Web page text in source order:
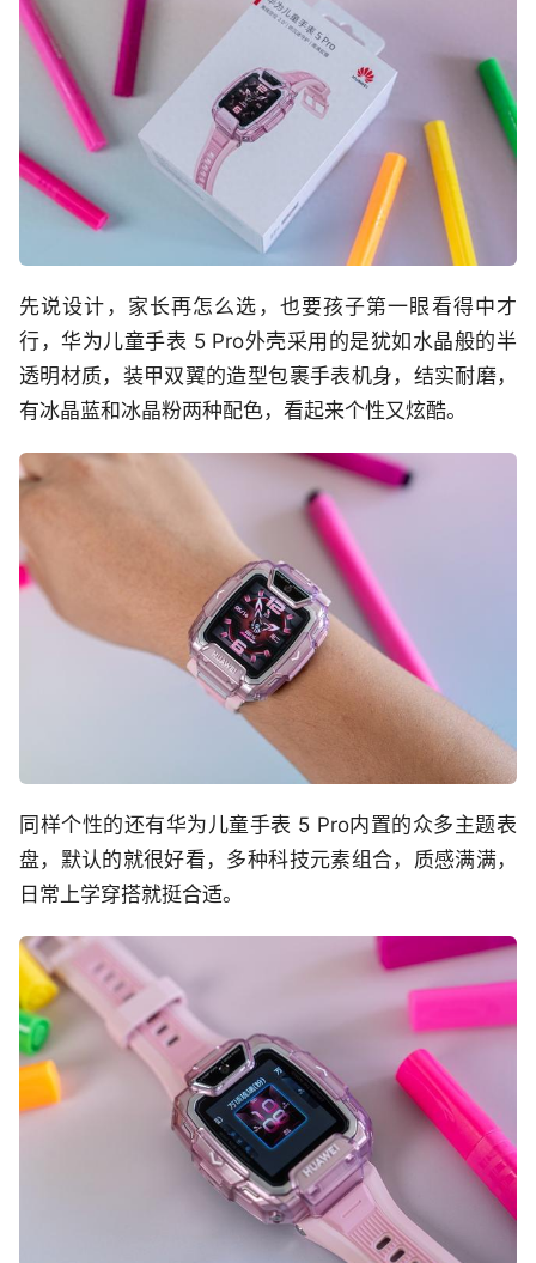
先说设计，家长再怎么选，也要孩子第一眼看得中才
行，华为儿童手表 5 Pro外壳采用的是犹如水晶般的半
透明材质，装甲双翼的造型包裹手表机身，结实耐磨，
有冰晶蓝和冰晶粉两种配色，看起来个性又炫酷。
同样个性的还有华为儿童手表 5 Pro内置的众多主题表
盘，默认的就很好看，多种科技元素组合，质感满满，
日常上学穿搭就挺合适。